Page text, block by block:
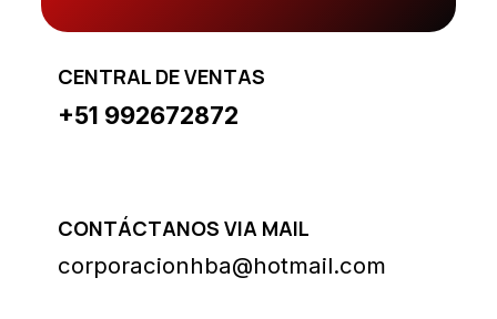
CENTRAL DE VENTAS
+51 992672872
CONTÁCTANOS VIA MAIL
corporacionhba@hotmail.com